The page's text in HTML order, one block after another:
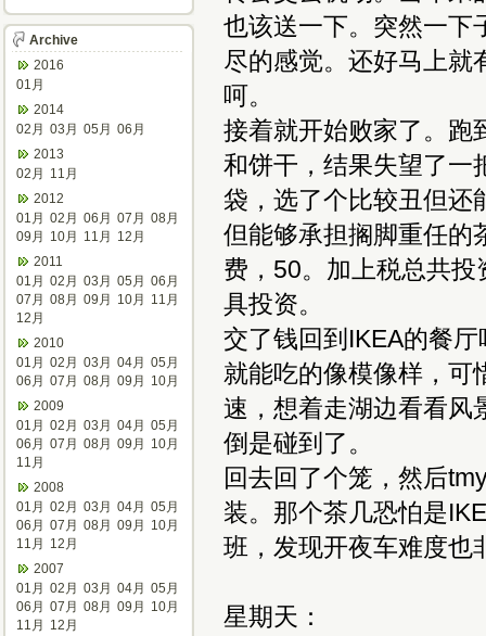
也该送一下。突然一下
尽的感觉。还好马上就
呵。
接着就开始败家了。跑
和饼干，结果失望了一
袋，选了个比较丑但还
但能够承担搁脚重任的
费，50。加上税总共
具投资。
交了钱回到IKEA的餐
就能吃的像模像样，可
速，想着走湖边看看风
倒是碰到了。
回去回了个笼，然后
装。那个茶几恐怕是
班，发现开夜车难度也
星期天：
气场。
Archive
2016
01月
2014
02月 03月 05月 06月
2013
02月
11月
2012
01月 02月 06月 07月 08月
09月
10月 11月
12月
2011
01月 02月 03月 05月 06月
07月 08月 09月 10月
11月
12月
2010
01月 02月 03月 04月 05月
06月 07月 08月 09月
10月
2009
01月 02月 03月 04月 05月
06月 07月 08月 09月
10月
11月
2008
01月 02月 03月 04月 05月
06月 07月 08月 09月
10月
11月
12月
2007
01月 02月 03月 04月 05月
06月 07月 08月 09月
10月
11月
12月